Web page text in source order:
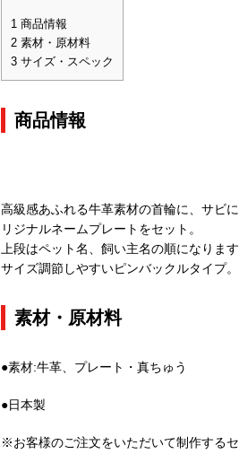
1 商品情報
2 素材・原材料
3 サイズ・スペック
商品情報
高級感あふれる牛革素材の首輪に、サビ
リジナルネームプレートをセット。
上段はペット名、飼い主名の順になります
サイズ調節しやすいピンバックルタイプ。
素材・原材料
●素材:牛革、プレート・真ちゅう
●日本製
※お客様のご注文をいただいて制作する